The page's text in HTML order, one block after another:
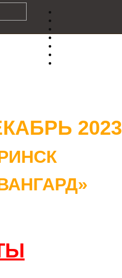
2023